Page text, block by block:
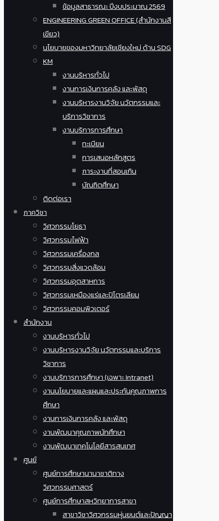
ข้อมูลสาธารณะ ปีงบประมาณ 2569
ENGINEERING GREEN OFFICE (สำนักงานสี
เขียว)
นโยบายของมหาวิทยาลัยเชียงใหม่ ด้าน SDG
KM
งานบริหารทั่วไป
งานการเงินการคลัง และพัสดุ
งานบริหารงานวิจัย นวัตกรรมและ
บริการวิชาการ
งานบริการการศึกษา
ทะเบียน
การเสนอหลักสูตร
ภาระงานที่สอนเกิน
บัณฑิตศึกษา
ติดต่อเรา
ภาควิชา
วิศวกรรมโยธา
วิศวกรรมไฟฟ้า
วิศวกรรมเครื่องกล
วิศวกรรมสิ่งแวดล้อม
วิศวกรรมอุตสาหการ
วิศวกรรมเหมืองแร่และปิโตรเลียม
วิศวกรรมคอมพิวเตอร์
สำนักงาน
งานบริหารทั่วไป
งานบริหารงานวิจัย นวัตกรรมและบริการ
วิชาการ
งานบริการการศึกษา (เฉพาะ Intranet)
งานนโยบายและแผนและประกันคุณภาพการ
ศึกษา
งานการเงินการคลัง และพัสดุ
งานพัฒนาคุณภาพนักศึกษา
งานพัฒนาเทคโนโลยีสารสนเทศ
ศูนย์
ศูนย์การศึกษานานาชาติทาง
วิศวกรรมศาสตร์
ศูนย์การศึกษาสหวิทยาการสาขา
สาขาวิชาวิศวกรรมหุ่นยนต์และปัญญา